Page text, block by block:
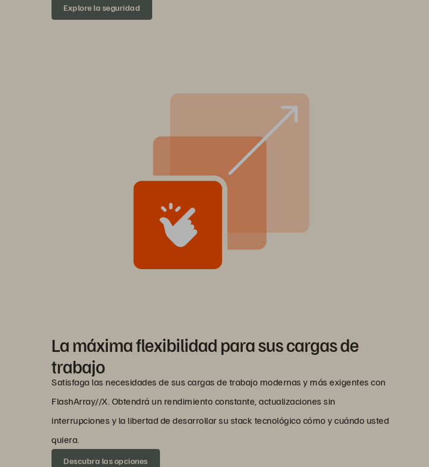
Explore la seguridad
La máxima flexibilidad para sus cargas de
trabajo
Satisfaga las necesidades de sus cargas de trabajo modernas y más exigentes con
FlashArray//X. Obtendrá un rendimiento constante, actualizaciones sin
interrupciones y la libertad de desarrollar su stack tecnológico cómo y cuándo usted
quiera.
Descubra las opciones